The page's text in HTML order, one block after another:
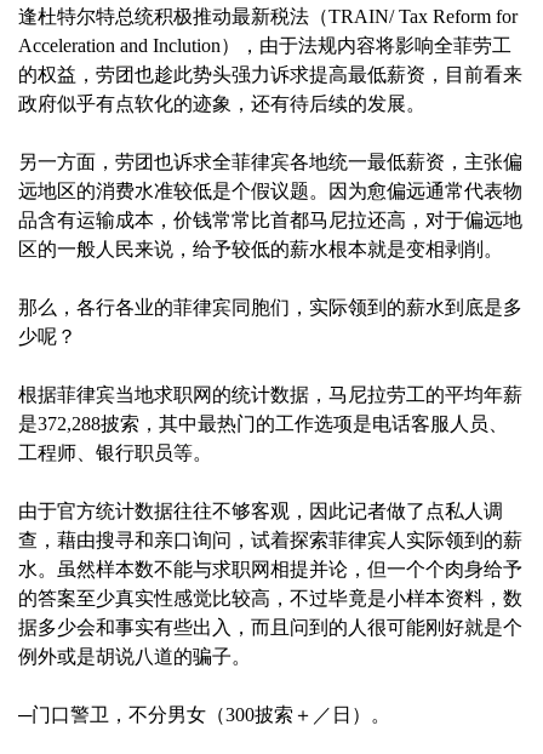
逢杜特尔特总统积极推动最新税法（TRAIN/ Tax Reform for
Acceleration and Inclution），由于法规内容将影响全菲劳工
的权益，劳团也趁此势头强力诉求提高最低薪资，目前看来
政府似乎有点软化的迹象，还有待后续的发展。
另一方面，劳团也诉求全菲律宾各地统一最低薪资，主张偏
远地区的消费水准较低是个假议题。因为愈偏远通常代表物
品含有运输成本，价钱常常比首都马尼拉还高，对于偏远地
区的一般人民来说，给予较低的薪水根本就是变相剥削。
那么，各行各业的菲律宾同胞们，实际领到的薪水到底是多
少呢？
根据菲律宾当地求职网的统计数据，马尼拉劳工的平均年薪
是372,288披索，其中最热门的工作选项是电话客服人员、
工程师、银行职员等。
由于官方统计数据往往不够客观，因此记者做了点私人调
查，藉由搜寻和亲口询问，试着探索菲律宾人实际领到的薪
水。虽然样本数不能与求职网相提并论，但一个个肉身给予
的答案至少真实性感觉比较高，不过毕竟是小样本资料，数
据多少会和事实有些出入，而且问到的人很可能刚好就是个
例外或是胡说八道的骗子。
─门口警卫，不分男女（300披索＋／日）。